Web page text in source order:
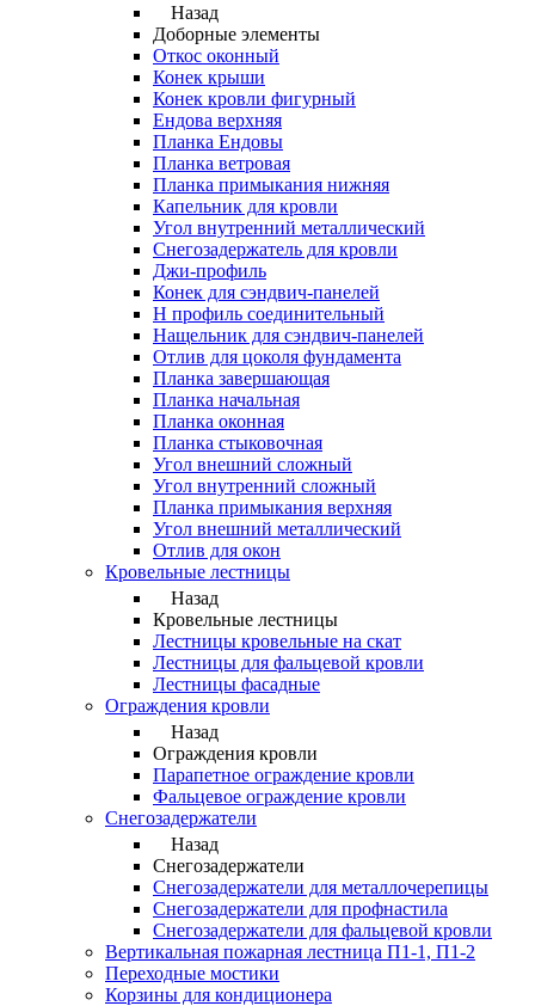
Назад
Доборные элементы
Откос оконный
Конек крыши
Конек кровли фигурный
Ендова верхняя
Планка Ендовы
Планка ветровая
Планка примыкания нижняя
Капельник для кровли
Угол внутренний металлический
Снегозадержатель для кровли
Джи-профиль
Конек для сэндвич-панелей
Н профиль соединительный
Нащельник для сэндвич-панелей
Отлив для цоколя фундамента
Планка завершающая
Планка начальная
Планка оконная
Планка стыковочная
Угол внешний сложный
Угол внутренний сложный
Планка примыкания верхняя
Угол внешний металлический
Отлив для окон
Кровельные лестницы
Назад
Кровельные лестницы
Лестницы кровельные на скат
Лестницы для фальцевой кровли
Лестницы фасадные
Ограждения кровли
Назад
Ограждения кровли
Парапетное ограждение кровли
Фальцевое ограждение кровли
Снегозадержатели
Назад
Снегозадержатели
Снегозадержатели для металлочерепицы
Снегозадержатели для профнастила
Снегозадержатели для фальцевой кровли
Вертикальная пожарная лестница П1-1, П1-2
Переходные мостики
Корзины для кондиционера